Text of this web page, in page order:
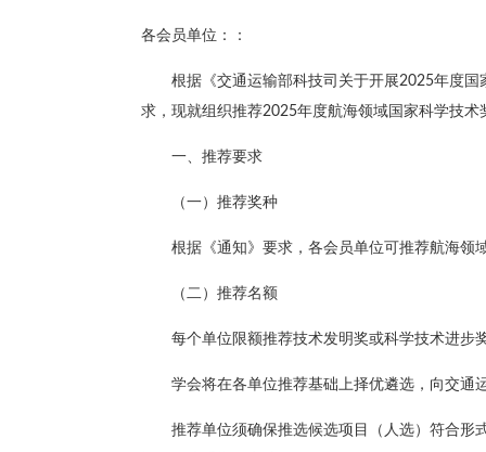
各会员单位：：
根据《交通运输部科技司关于开展2025年度
求，现就组织推荐2025年度航海领域国家科学技
一、推荐要求
（一）推荐奖种
根据《通知》要求，各会员单位可推荐航海领
（二）推荐名额
每个单位限额推荐技术发明奖或科学技术进步
学会将在各单位推荐基础上择优遴选，向交通
推荐单位须确保推选候选项目（人选）符合形